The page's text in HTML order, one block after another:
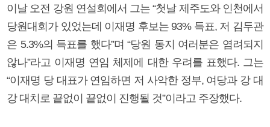
이날 오전 강원 연설회에서 그는 “첫날 제주도와 인천에서
당원대회가 있었는데 이재명 후보는 93% 득표, 저 김두관
은 5.3%의 득표를 했다”며 “당원 동지 여러분은 염려되지
않나”라고 이재명 연임 체제에 대한 우려를 표했다. 그는
“이재명 당 대표가 연임하면 저 사악한 정부, 여당과 강 대
강 대치로 끝없이 끝없이 진행될 것”이라고 주장했다.